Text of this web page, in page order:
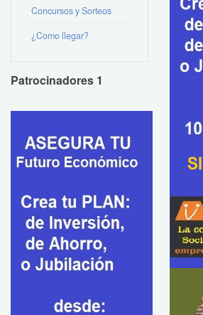
Concursos y Sorteos
¿Como llegar?
Patrocinadores 1